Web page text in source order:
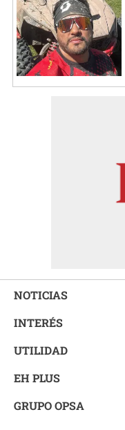
NOTICIAS
INTERÉS
UTILIDAD
EH PLUS
GRUPO OPSA